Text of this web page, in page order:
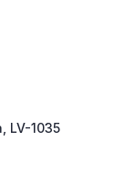
LV-1035